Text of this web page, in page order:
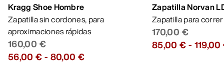
Kragg Shoe Hombre
Zapatilla sin cordones, para
aproximaciones rápidas
160,00 €
56,00 €- 80,00 €
Zapatilla Norvan
Zapatilla para
170,00 €
85,00 €-